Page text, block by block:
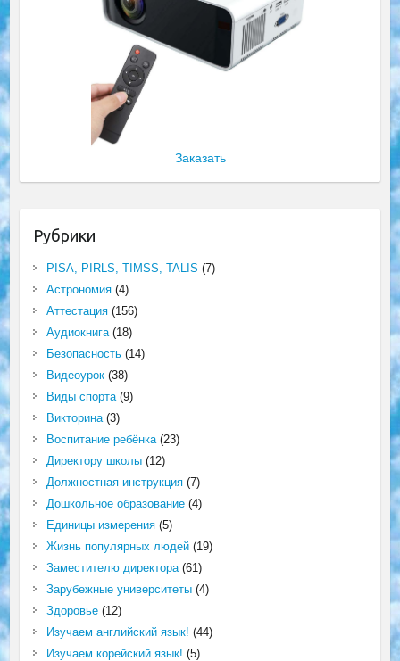
Заказать
Рубрики
PISA, PIRLS, TIMSS, TALIS (7)
Астрономия(4)
Аттестация(156)
Аудиокнига(18)
Безопасность(14)
Видеоурок(38)
Виды спорта(9)
Викторина(3)
Воспитание ребёнка(23)
Директору школы(12)
Должностная инструкция(7)
Дошкольное образование(4)
Единицы измерения(5)
Жизнь популярных людей(19)
Заместителю директора(61)
Зарубежные университеты(4)
Здоровье(12)
Изучаем английский язык! (44)
Изучаем корейский язык! (5)